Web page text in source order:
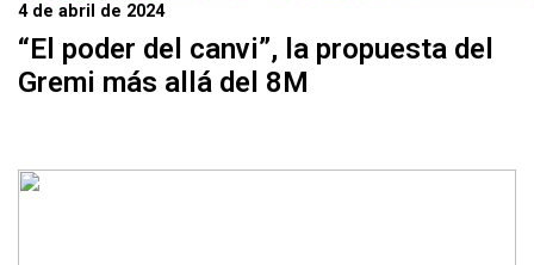
4 de abril de 2024
“El poder del canvi”, la propuesta del
Gremi más allá del 8M